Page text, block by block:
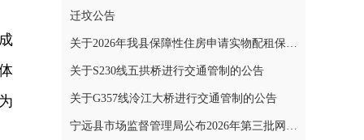
迁坟公告
关于2026年我县保障性住房申请实物配租保障家庭的公示(第十一批)
关于S230线五拱桥进行交通管制的公告
关于G357线泠江大桥进行交通管制的公告
宁远县市场监督管理局公布2026年第三批网络餐饮食品安全整治典型案例